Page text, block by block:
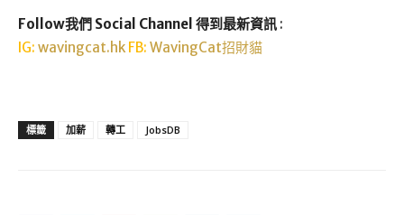
Follow我們 Social Channel 得到最新資訊 :
IG: wavingcat.hk FB: WavingCat招財貓
標籤 加薪 轉工 JobsDB